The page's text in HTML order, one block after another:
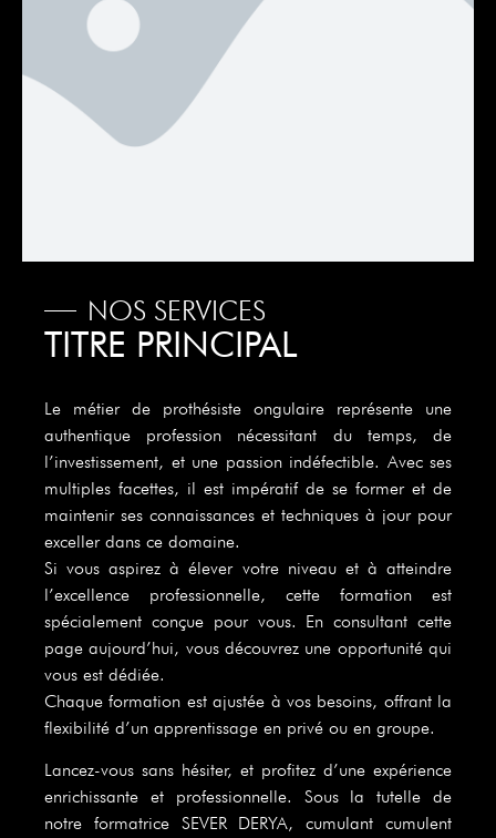
NOS SERVICES
TITRE PRINCIPAL
Le métier de prothésiste ongulaire représente une
authentique profession nécessitant du temps, de
l’investissement, et une passion indéfectible. Avec ses
multiples facettes, il est impératif de se former et de
maintenir ses connaissances et techniques à jour pour
exceller dans ce domaine.
Si vous aspirez à élever votre niveau et à atteindre
l’excellence professionnelle, cette formation est
spécialement conçue pour vous. En consultant cette
page aujourd’hui, vous découvrez une opportunité qui
vous est dédiée.
Chaque formation est ajustée à vos besoins, offrant la
flexibilité d’un apprentissage en privé ou en groupe.
Lancez-vous sans hésiter, et profitez d’une expérience
enrichissante et professionnelle. Sous la tutelle de
notre formatrice SEVER DERYA, cumulant cumulent